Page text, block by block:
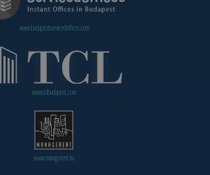
www.budapestservicedoffices.com
www.tclbudapest.com
www.managerent.hu